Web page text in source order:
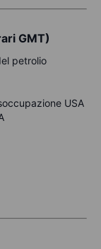
GMT)
petrolio
USA